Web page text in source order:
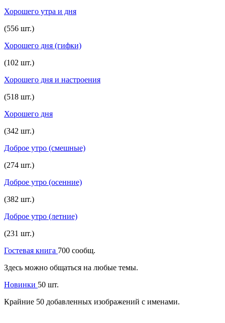
Хорошего утра и дня
(556 шт.)
Хорошего дня (гифки)
(102 шт.)
Хорошего дня и настроения
(518 шт.)
Хорошего дня
(342 шт.)
Доброе утро (смешные)
(274 шт.)
Доброе утро (осенние)
(382 шт.)
Доброе утро (летние)
(231 шт.)
Гостевая книга 700 сообщ.
Здесь можно общаться на любые темы.
Новинки 50 шт.
Крайние 50 добавленных изображений с именами.